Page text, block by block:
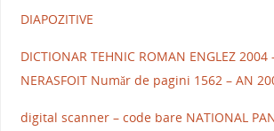
DIAPOZITIVE
DICTIONAR TEHNIC ROMAN ENGLEZ 2004
NERASFOIT Număr de pagini 1562 – AN
digital scanner – code bare NATIONAL